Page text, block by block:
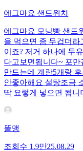
에그마요 샌드위치
에그마요 모닝빵 샌드
을 먹으면 좀 무겁더라
이죠? 저거 하나에 두
다고보면됩니다~ 포
만드는데 계란5개랑
안좋아해요 설탕조금
딱 요렇게 넣으면 됩니
똘맹
조회수 1.9만25.08.29